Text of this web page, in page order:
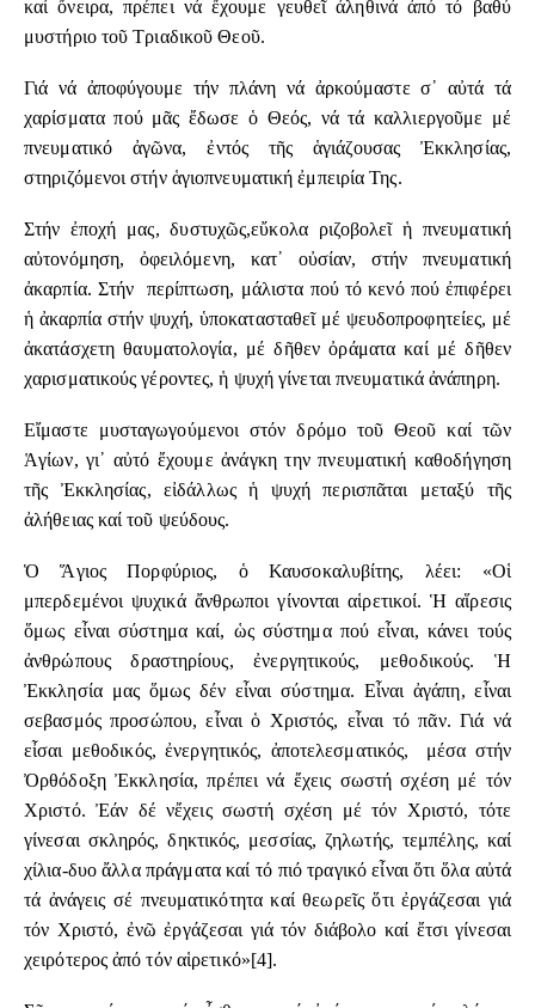
καί ὄνειρα, πρέπει νά ἔχουμε γευθεῖ ἀληθινά ἀπό τό βαθύ
μυστήριο τοῦ Τριαδικοῦ Θεοῦ.
Γιά νά ἀποφύγουμε τήν πλάνη νά ἀρκούμαστε σ᾽ αὐτά τά
χαρίσματα πού μᾶς ἔδωσε ὁ Θεός, νά τά καλλιεργοῦμε μέ
πνευματικό ἀγῶνα, ἐντός τῆς ἁγιάζουσας Ἐκκλησίας,
στηριζόμενοι στήν ἁγιοπνευματική ἐμπειρία Της.
Στήν ἐποχή μας, δυστυχῶς,εὔκολα ριζοβολεῖ ἡ πνευματική
αὐτονόμηση, ὀφειλόμενη, κατ᾽ οὐσίαν, στήν πνευματική
ἀκαρπία. Στήν περίπτωση, μάλιστα πού τό κενό πού ἐπιφέρει
ἡ ἀκαρπία στήν ψυχή, ὑποκατασταθεῖ μέ ψευδοπροφητείες, μέ
ἀκατάσχετη θαυματολογία, μέ δῆθεν ὀράματα καί μέ δῆθεν
χαρισματικούς γέροντες, ἡ ψυχή γίνεται πνευματικά ἀνάπηρη.
Εἴμαστε μυσταγωγούμενοι στόν δρόμο τοῦ Θεοῦ καί τῶν
Ἁγίων, γι᾽ αὐτό ἔχουμε ἀνάγκη την πνευματική καθοδήγηση
τῆς Ἐκκλησίας, εἰδάλλως ἡ ψυχή περισπᾶται μεταξύ τῆς
ἀλήθειας καί τοῦ ψεύδους.
Ὁ Ἅγιος Πορφύριος, ὁ Καυσοκαλυβίτης, λέει: «Οἱ
μπερδεμένοι ψυχικά ἄνθρωποι γίνονται αἱρετικοί. Ἡ αἵρεσις
ὅμως εἶναι σύστημα καί, ὡς σύστημα πού εἶναι, κάνει τούς
ἀνθρώπους δραστηρίους, ἐνεργητικούς, μεθοδικούς. Ἡ
Ἐκκλησία μας ὅμως δέν εἶναι σύστημα. Εἶναι ἀγάπη, εἶναι
σεβασμός προσώπου, εἶναι ὁ Χριστός, εἶναι τό πᾶν. Γιά νά
εἶσαι μεθοδικός, ἐνεργητικός, ἀποτελεσματικός, μέσα στήν
Ὀρθόδοξη Ἐκκλησία, πρέπει νά ἔχεις σωστή σχέση μέ τόν
Χριστό. Ἐάν δέ νἔχεις σωστή σχέση μέ τόν Χριστό, τότε
γίνεσαι σκληρός, δηκτικός, μεσσίας, ζηλωτής, τεμπέλης, καί
χίλια-δυο ἄλλα πράγματα καί τό πιό τραγικό εἶναι ὅτι ὅλα αὐτά
τά ἀνάγεις σέ πνευματικότητα καί θεωρεῖς ὅτι ἐργάζεσαι γιά
τόν Χριστό, ἐνῶ ἐργάζεσαι γιά τόν διάβολο καί ἔτσι γίνεσαι
χειρότερος ἀπό τόν αἱρετικό»[4].